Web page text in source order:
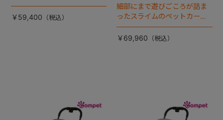
ミリ キャリー』 からアースカ
ラーが登場！
￥59,400
細部にまで遊びごころが詰ま
ったスライムのペットカー
ト。
￥69,960